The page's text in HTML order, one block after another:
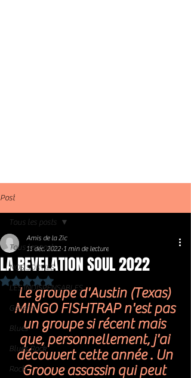
Post
Tous les posts
NOS SORTIES
LES INDISPENSABLES
Général
Blues
Blues Rock
Rock
Tous les posts
LA REVELATION SOUL 2022
Amis de la Zic
11 déc. 2022 1 min de lecture
Noté NaN étoiles sur 5.
Le groupe d'Austin (Texas)
MINGO FISHTRAP n'est pas
un groupe si récent mais
que, personnellement, j'ai
découvert cette année . Un
Groove assassin qui peut